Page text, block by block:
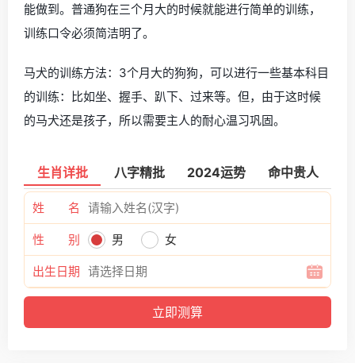
能做到。普通狗在三个月大的时候就能进行简单的训练，
训练口令必须简洁明了。
马犬的训练方法：3个月大的狗狗，可以进行一些基本科目
的训练：比如坐、握手、趴下、过来等。但，由于这时候
的马犬还是孩子，所以需要主人的耐心温习巩固。
生肖详批 八字精批 2024运势 命中贵人
姓 名
性 别 男 女
出生日期